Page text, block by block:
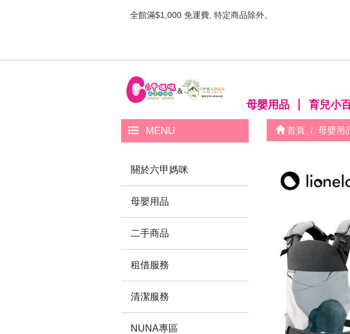
全館滿$1,000 免運費, 特定商品除外。
母嬰用品 育兒小
MENU
關於六甲媽咪
母嬰用品
二手商品
租借服務
清潔服務
NUNA專區
首頁 母嬰用